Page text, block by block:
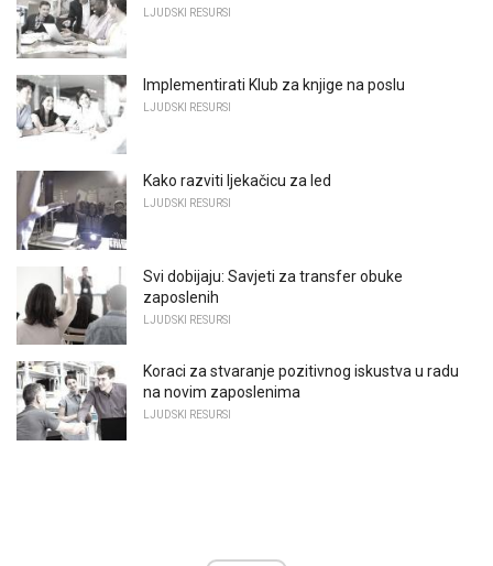
LJUDSKI RESURSI
Implementirati Klub za knjige na poslu
LJUDSKI RESURSI
Kako razviti ljekačicu za led
LJUDSKI RESURSI
Svi dobijaju: Savjeti za transfer obuke
zaposlenih
LJUDSKI RESURSI
Koraci za stvaranje pozitivnog iskustva u radu
na novim zaposlenima
LJUDSKI RESURSI